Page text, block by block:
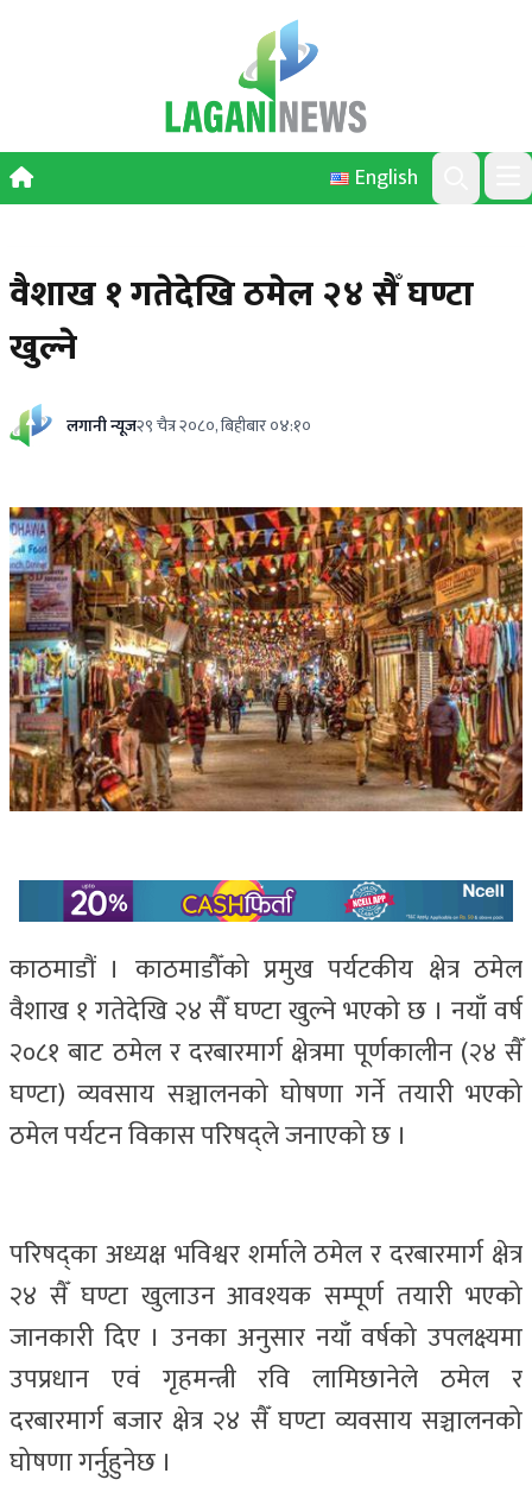
English
Search
वैशाख १ गतेदेखि ठमेल २४ सैँ घण्टा
खुल्ने
लगानी न्यूज२९ चैत्र २०८०, बिहीबार ०४:१०
काठमाडौं । काठमाडौँको प्रमुख पर्यटकीय क्षेत्र ठमेल
वैशाख १ गतेदेखि २४ सैँ घण्टा खुल्ने भएको छ । नयाँ वर्ष
२०८१ बाट ठमेल र दरबारमार्ग क्षेत्रमा पूर्णकालीन (२४ सैँ
घण्टा) व्यवसाय सञ्चालनको घोषणा गर्ने तयारी भएको
ठमेल पर्यटन विकास परिषद्ले जनाएको छ ।
परिषद्का अध्यक्ष भविश्वर शर्माले ठमेल र दरबारमार्ग क्षेत्र
२४ सैँ घण्टा खुलाउन आवश्यक सम्पूर्ण तयारी भएको
जानकारी दिए । उनका अनुसार नयाँ वर्षको उपलक्ष्यमा
उपप्रधान एवं गृहमन्त्री रवि लामिछानेले ठमेल र
दरबारमार्ग बजार क्षेत्र २४ सैँ घण्टा व्यवसाय सञ्चालनको
घोषणा गर्नुहुनेछ ।